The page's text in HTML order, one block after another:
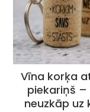
Vīna korķa
piekariņš –
neuzkāp uz